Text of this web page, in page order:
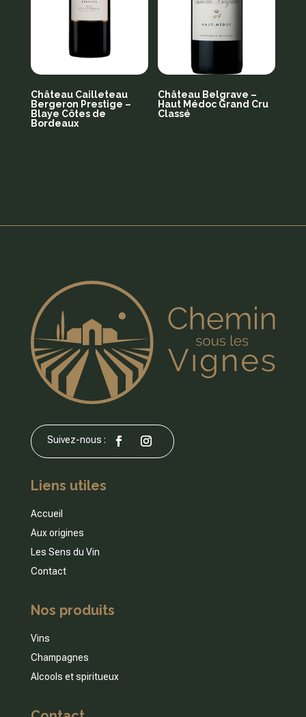
Château Cailleteau
Bergeron Prestige –
Blaye Côtes de
Bordeaux
Château Belgrave –
Haut Médoc Grand Cru
Classé
Liens utiles
Accueil
Aux origines
Les Sens du Vin
Contact
Nos produits
Vins
Champagnes
Alcools et spiritueux